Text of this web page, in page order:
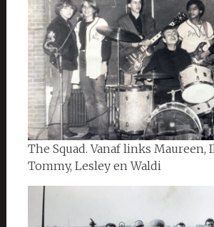
The Squad. Vanaf links Maureen,
Tommy, Lesley en Waldi